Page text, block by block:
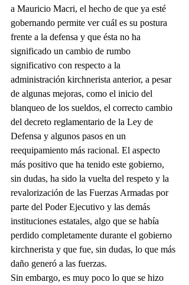
a Mauricio Macri, el hecho de que ya esté
gobernando permite ver cuál es su postura
frente a la defensa y que ésta no ha
significado un cambio de rumbo
significativo con respecto a la
administración kirchnerista anterior, a pesar
de algunas mejoras, como el inicio del
blanqueo de los sueldos, el correcto cambio
del decreto reglamentario de la Ley de
Defensa y algunos pasos en un
reequipamiento más racional. El aspecto
más positivo que ha tenido este gobierno,
sin dudas, ha sido la vuelta del respeto y la
revalorización de las Fuerzas Armadas por
parte del Poder Ejecutivo y las demás
instituciones estatales, algo que se había
perdido completamente durante el gobierno
kirchnerista y que fue, sin dudas, lo que más
daño generó a las fuerzas.
Sin embargo, es muy poco lo que se hizo